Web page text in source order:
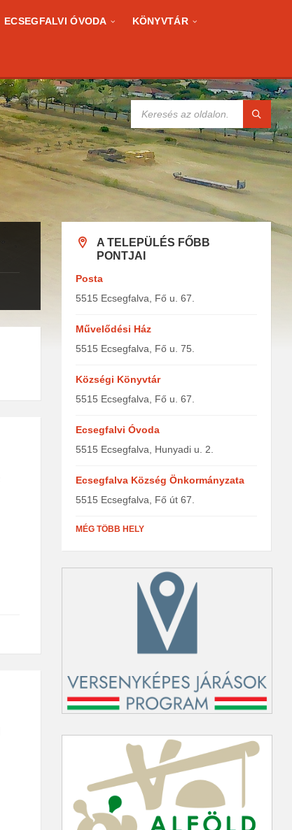
ECSEGFALVI ÓVODA KÖNYVTÁR
KERESÉS:
A TELEPÜLÉS FŐBB
PONTJAI
Posta
5515 Ecsegfalva, Fő u. 67.
Művelődési Ház
5515 Ecsegfalva, Fő u. 75.
Községi Könyvtár
5515 Ecsegfalva, Fő u. 67.
Ecsegfalvi Óvoda
5515 Ecsegfalva, Hunyadi u. 2.
Ecsegfalva Község Önkormányzata
5515 Ecsegfalva, Fő út 67.
MÉG TÖBB HELY